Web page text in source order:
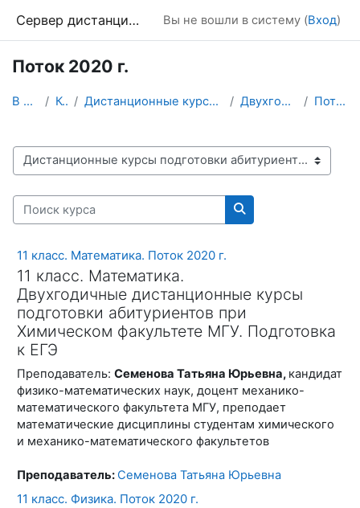
Сервер дистанционного обучения Химического факультета МГУ Вы не вошли в систему (Вход)
Поток 2020 г.
В начало Курсы Дистанционные курсы подготовки абитуриентов Двухгодичные курсы Поток 2020 г.
Категории курсов
Поиск курса
Поиск курса
11 класс. Математика. Поток 2020 г.
11 класс. Математика.
Двухгодичные дистанционные курсы
подготовки абитуриентов при
Химическом факультете МГУ. Подготовка
к ЕГЭ
Преподаватель: Семенова Татьяна Юрьевна, кандидат
физико-математических наук, доцент механико-
математического факультета МГУ, преподает
математические дисциплины студентам химического
и механико-математического факультетов
Преподаватель:Семенова Татьяна Юрьевна
11 класс. Физика. Поток 2020 г.